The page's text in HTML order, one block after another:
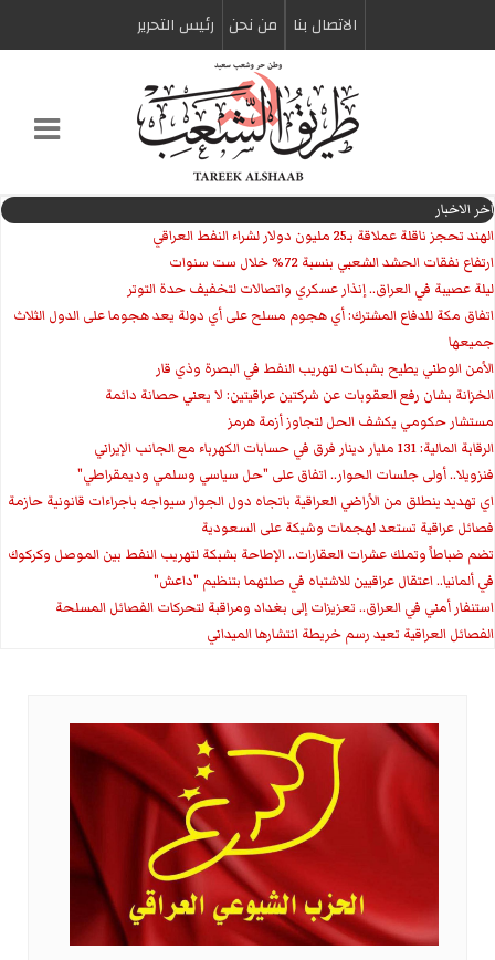
الاتصال بنا من نحن رئیس التحریر
اخر الاخبار
الهند تحجز ناقلة عملاقة بـ25 مليون دولار لشراء النفط العراقي
ارتفاع نفقات الحشد الشعبي بنسبة 72% خلال ست سنوات
ليلة عصيبة في العراق.. إنذار عسكري واتصالات لتخفيف حدة التوتر
‏اتفاق مكة للدفاع المشترك: أي هجوم مسلح على أي دولة يعد هجوما على الدول الثلاث
جميعها
الأمن الوطني يطيح بشبكات لتهريب النفط في البصرة وذي قار
الخزانة بشان رفع العقوبات عن شركتين عراقيتين: لا يعني حصانة دائمة
مستشار حكومي يكشف الحل لتجاوز أزمة هرمز
الرقابة المالية: 131 مليار دينار فرق في حسابات الكهرباء مع الجانب الإيراني
فنزويلا.. أولى جلسات الحوار.. اتفاق على "حل سياسي وسلمي وديمقراطي"
اي تهديد ينطلق من الأراضي العراقية باتجاه دول الجوار سيواجه باجراءات قانونية حازمة
فصائل عراقية تستعد لهجمات وشيكة على السعودية
تضم ضباطاً وتملك عشرات العقارات.. الإطاحة بشبكة لتهريب النفط بين الموصل وكركوك
في ألمانيا.. اعتقال عراقيين للاشتباه في صلتهما بتنظيم "داعش"
استنفار أمني في العراق.. تعزيزات إلى بغداد ومراقبة لتحركات الفصائل المسلحة
الفصائل العراقية تعيد رسم خريطة انتشارها الميداني